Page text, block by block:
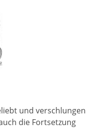
und verschlungen
die Fortsetzung